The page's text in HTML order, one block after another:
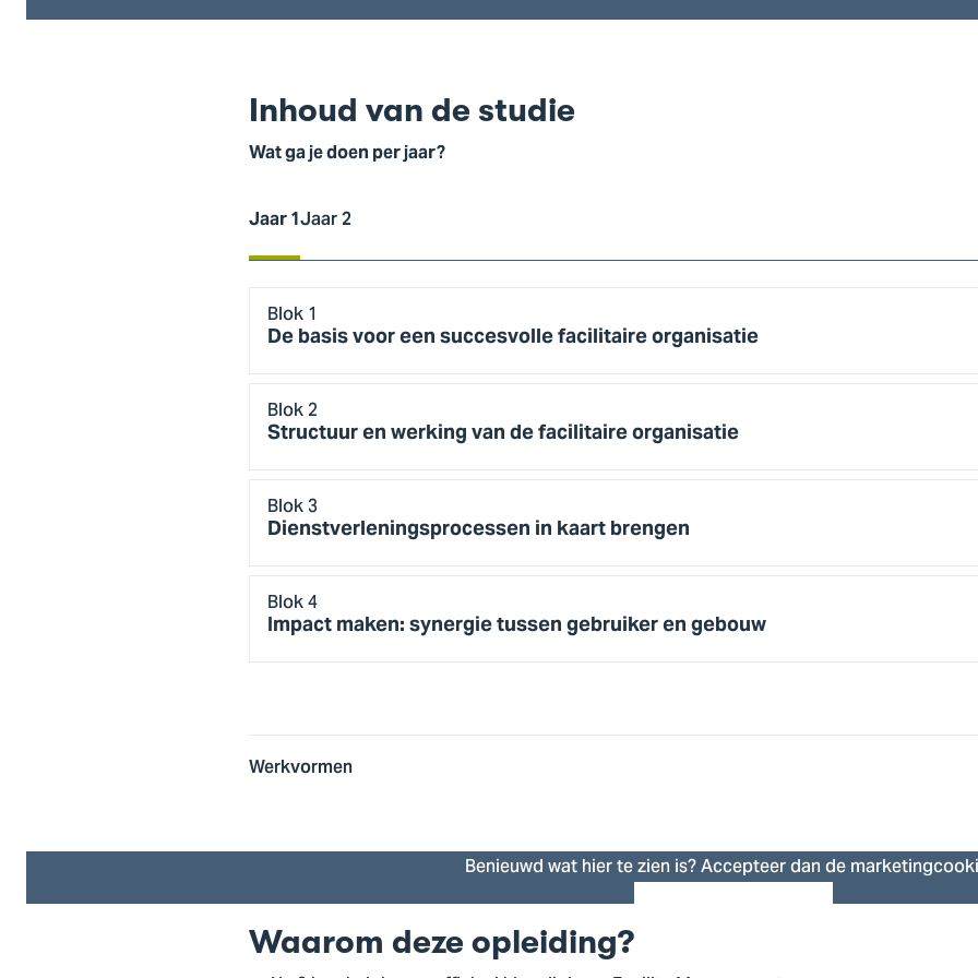
Inhoud van de studie
Wat ga je doen per jaar?
Jaar 1Jaar 2
Jaar
Blok 1
De basis voor een succesvolle facilitaire organisatie
Blok 2
Structuur en werking van de facilitaire organisatie
Blok 3
Dienstverleningsprocessen in kaart brengen
Blok 4
Impact maken: synergie tussen gebruiker en gebouw
Werkvormen
Benieuwd wat hier te zien is? Accepteer dan de
Waarom deze opleiding?